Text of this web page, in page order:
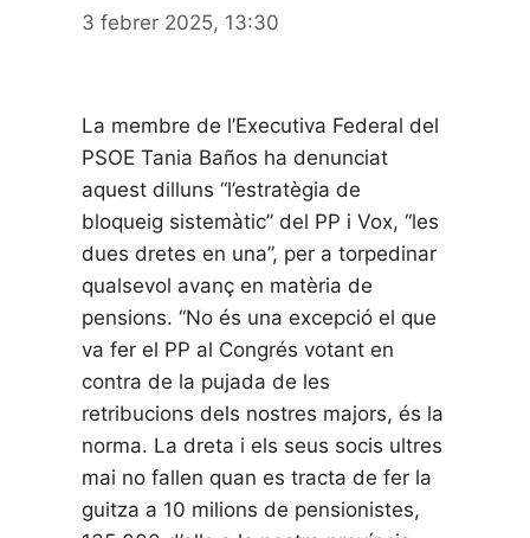
3 febrer 2025, 13:30
La membre de l’Executiva Federal del
PSOE Tania Baños ha denunciat
aquest dilluns “l’estratègia de
bloqueig sistemàtic” del PP i Vox, “les
dues dretes en una”, per a torpedinar
qualsevol avanç en matèria de
pensions. “No és una excepció el que
va fer el PP al Congrés votant en
contra de la pujada de les
retribucions dels nostres majors, és la
norma. La dreta i els seus socis ultres
mai no fallen quan es tracta de fer la
guitza a 10 milions de pensionistes,